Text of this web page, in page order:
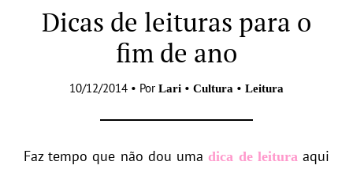
Dicas de leituras para o
fim de ano
10/12/2014 • Por Lari • Cultura • Leitura
Faz tempo que não dou umadica de leituraaqui